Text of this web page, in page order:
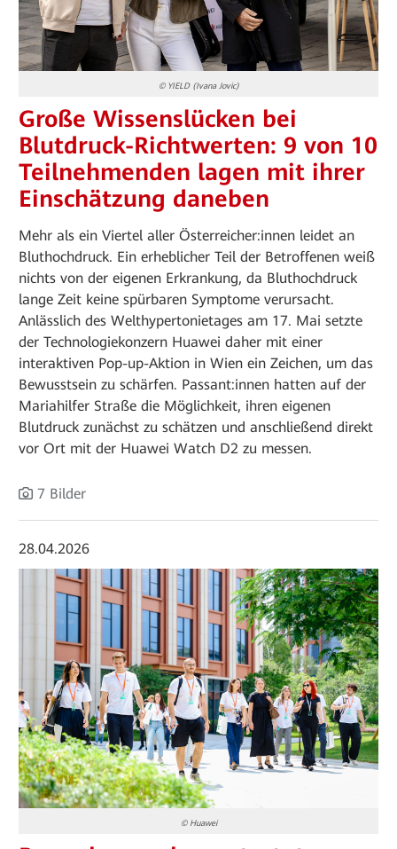
© YIELD (Ivana Jovic)
Große Wissenslücken bei
Blutdruck-Richtwerten: 9 von 10
Teilnehmenden lagen mit ihrer
Einschätzung daneben
Mehr als ein Viertel aller Österreicher:innen leidet an
Bluthochdruck. Ein erheblicher Teil der Betroffenen weiß
nichts von der eigenen Erkrankung, da Bluthochdruck
lange Zeit keine spürbaren Symptome verursacht.
Anlässlich des Welthypertonietages am 17. Mai setzte
der Technologiekonzern Huawei daher mit einer
interaktiven Pop-up-Aktion in Wien ein Zeichen, um das
Bewusstsein zu schärfen. Passant:innen hatten auf der
Mariahilfer Straße die Möglichkeit, ihren eigenen
Blutdruck zunächst zu schätzen und anschließend direkt
vor Ort mit der Huawei Watch D2 zu messen.
7 Bilder
28.04.2026
© Huawei